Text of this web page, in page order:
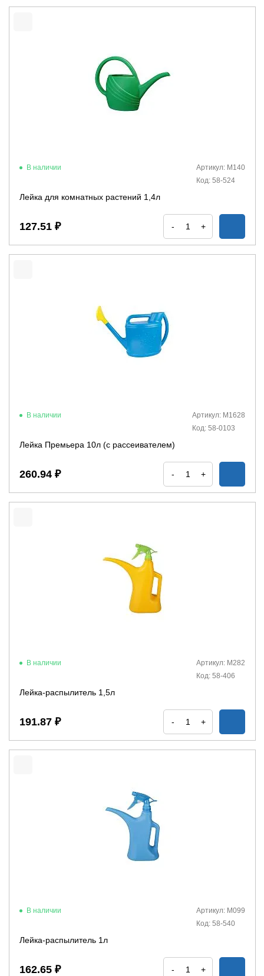
В наличии
Артикул: М140
Код: 58-524
Лейка для комнатных растений 1,4л
127.51 ₽ - +
В наличии
Артикул: М1628
Код: 58-0103
Лейка Премьера 10л (с рассеивателем)
260.94 ₽ - +
В наличии
Артикул: М282
Код: 58-406
Лейка-распылитель 1,5л
191.87 ₽ - +
В наличии
Артикул: М099
Код: 58-540
Лейка-распылитель 1л
162.65 ₽ - +